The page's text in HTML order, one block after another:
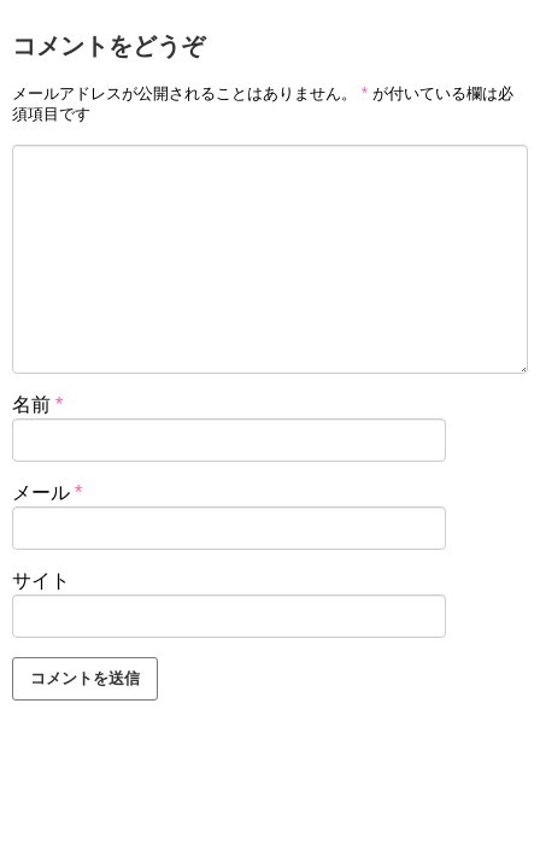
コメントをどうぞ
メールアドレスが公開されることはありません。 * が付いている欄は必
須項目です
名前 *
メール *
サイト